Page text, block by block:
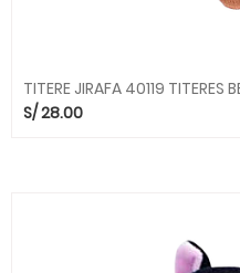
TITERE JIRAFA 40119 TITERES
S/28.00